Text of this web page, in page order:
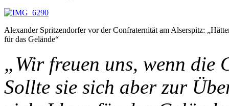
Alexander Spritzendorfer vor der Confraternität am Alserspitz:
für das Gelände“
„Wir freuen uns, wenn
Sollte sie sich aber zur